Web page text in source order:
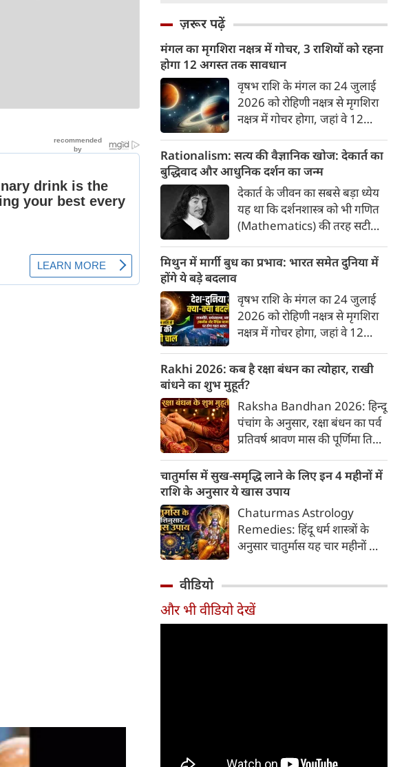
ज़रूर पढ़ें
मंगल का मृगशिरा नक्षत्र में गोचर, 3 राशियों को रहना
होगा 12 अगस्त तक सावधान
वृषभ राशि के मंगल का 24 जुलाई
2026 को रोहिणी नक्षत्र से मृगशिरा
नक्षत्र में गोचर होगा, जहां वे 12
परिवर्तन के चलते 3 राशि के लोगों
को 12 अगस्त तक रहना होगा
सावधान। चलिए जानते हैं कि किन
राशि 3 राशियों को रहना होगा
सावधान।
Rationalism: सत्य की वैज्ञानिक खोज: देकार्त का
बुद्धिवाद और आधुनिक दर्शन का जन्म
देकार्त के जीवन का सबसे बड़ा ध्येय
यह था कि दर्शनशास्त्र को भी गणित
(Mathematics) की तरह सटीक,
जाए। वे एक ऐसा सार्वभौमिक सत्य
खोजना चाहते थे, जिस पर कोई भी
प्रश्नचिह्न न लगा सके। इसी विचार ने
बुद्धिवाद (Rationalism) की नींव
रखी। आइए, देकार्त के इस अद्भुत
दार्शनिक चिंतन के 4 प्रमुख स्तंभों को
गहराई से समझते हैं।
मिथुन में मार्गी बुध का प्रभाव: भारत समेत दुनिया में
होंगे ये बड़े बदलाव
वृषभ राशि के मंगल का 24 जुलाई
2026 को रोहिणी नक्षत्र से मृगशिरा
नक्षत्र में गोचर होगा, जहां वे 12
में एक बड़ा हलचल भरा मोड़ आ चुका
है- बुध ग्रह अपनी ही प्रिय राशि मिथुन
में सीधे (मार्गी) चलने लगे हैं। अब जब
बुद्धि और संवाद का कारक ग्रह सीधी
चाल चलेगा, तो जाहिर है आपकी
सोच, बातचीत और फैसलों की रफ्तार
भी बदल जाएगी।
Rakhi 2026: कब है रक्षा बंधन का त्योहार, राखी
बांधने का शुभ मुहूर्त?
Raksha Bandhan 2026: हिन्दू
पंचांग के अनुसार, रक्षा बंधन का पर्व
प्रतिवर्ष श्रावण मास की पूर्णिमा तिथि
में इसे मिठास और खुशियों का उत्सव
माना गया है। यह भाई-बहन के प्रेम
का पावन पर्व है। यहां जानें रक्षा बंधन
2026 कब है? जानें रक्षा बंधन
2026 की तारीख...
चातुर्मास में सुख-समृद्धि लाने के लिए इन 4 महीनों में
राशि के अनुसार ये खास उपाय
Chaturmas Astrology
Remedies: हिंदू धर्म शास्त्रों के
अनुसार चातुर्मास यह चार महीनों का
आप अपनी राशि के अनुसार चातुर्मास
में कुछ विशेष उपाय करते हैं, तो
वीडियो
और भी वीडियो देखें